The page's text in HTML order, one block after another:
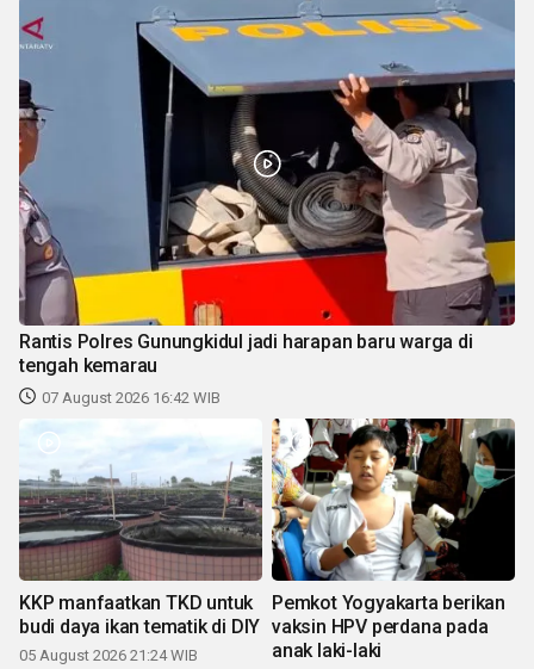
Rantis Polres Gunungkidul jadi harapan baru warga di
tengah kemarau
07 August 2026 16:42 WIB
KKP manfaatkan TKD untuk
budi daya ikan tematik di DIY
05 August 2026 21:24 WIB
Pemkot Yogyakarta berikan
vaksin HPV perdana pada
anak laki-laki